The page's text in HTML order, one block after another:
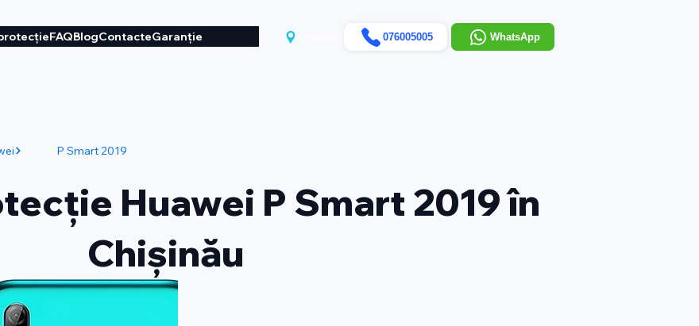
FAQBlogContacteGaranție 076005005 WhatsApp
P Smart 2019
Huawei P Smart 2019 în
Chișinău